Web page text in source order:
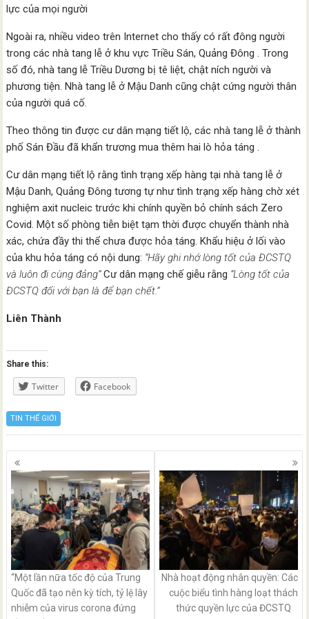
lực của mọi người
Ngoài ra, nhiều video trên Internet cho thấy có rất đông người
trong các nhà tang lễ ở khu vực Triều Sán, Quảng Đông . Trong
số đó, nhà tang lễ Triều Dương bị tê liệt, chật ních người và
phương tiện. Nhà tang lễ ở Mậu Danh cũng chật cứng người thân
của người quá cố.
Theo thông tin được cư dân mạng tiết lộ, các nhà tang lễ ở thành
phố Sán Đầu đã khẩn trương mua thêm hai lò hỏa táng .
Cư dân mạng tiết lộ rằng tình trạng xếp hàng tại nhà tang lễ ở
Mậu Danh, Quảng Đông tương tự như tình trạng xếp hàng chờ xét
nghiệm axit nucleic trước khi chính quyền bỏ chính sách Zero
Covid. Một số phòng tiễn biệt tạm thời được chuyển thành nhà
xác, chứa đầy thi thể chưa được hỏa táng. Khẩu hiệu ở lối vào
của khu hỏa táng có nội dung: “Hãy ghi nhớ lòng tốt của ĐCSTQ
và luôn đi cùng đảng”Cư dân mạng chế giễu rằng “Lòng tốt của
ĐCSTQ đối với bạn là để bạn chết.”
Liên Thành
Share this:
Twitter Facebook
TIN THẾ GIỚI
Posts
navigation
“Một lần nữa tốc độ của Trung
Quốc đã tạo nên kỳ tích, tỷ lệ lây
nhiễm của virus corona đứng
Nhà hoạt động nhân quyền: Các
cuộc biểu tình hàng loạt thách
thức quyền lực của ĐCSTQ